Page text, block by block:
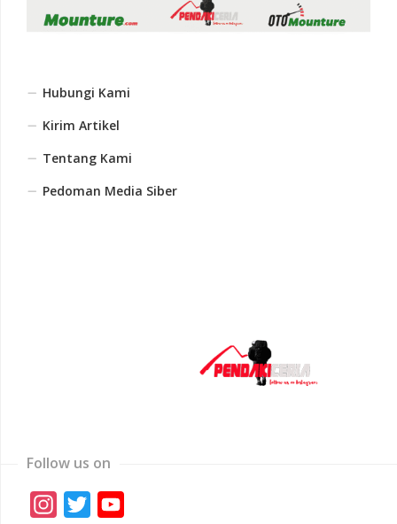
Hubungi Kami
Kirim Artikel
Tentang Kami
Pedoman Media Siber
Follow us on
Instagram
Twitter